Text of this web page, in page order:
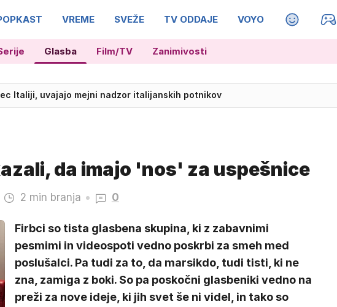
VREME SVEŽE TV ODDAJE VOYO MAGAZIN
Glasba Film/TV Zanimivosti
Italiji, uvajajo mejni nadzor italijanskih potnikov
da imajo 'nos' za uspešnice
2 min branja 0
Firbci so tista glasbena skupina, ki z zabavnimi
pesmimi in videospoti vedno poskrbi za smeh med
poslušalci. Pa tudi za to, da marsikdo, tudi tisti, ki ne
zna, zamiga z boki. So pa poskočni glasbeniki vedno na
preži za nove ideje, ki jih svet še ni videl, in tako so